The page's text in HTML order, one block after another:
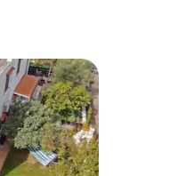
5, 6 Bewertungen